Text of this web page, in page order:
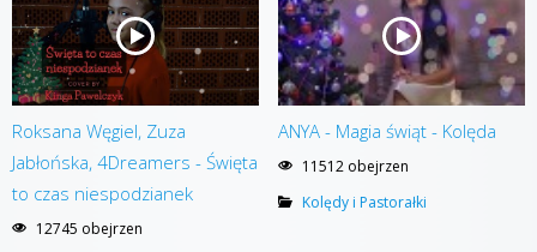
Roksana Węgiel, Zuza
Jabłońska, 4Dreamers - Święta
to czas niespodzianek
12745 obejrzen
ANYA - Magia świąt - Kolęda
11512 obejrzen
Kolędy i Pastorałki